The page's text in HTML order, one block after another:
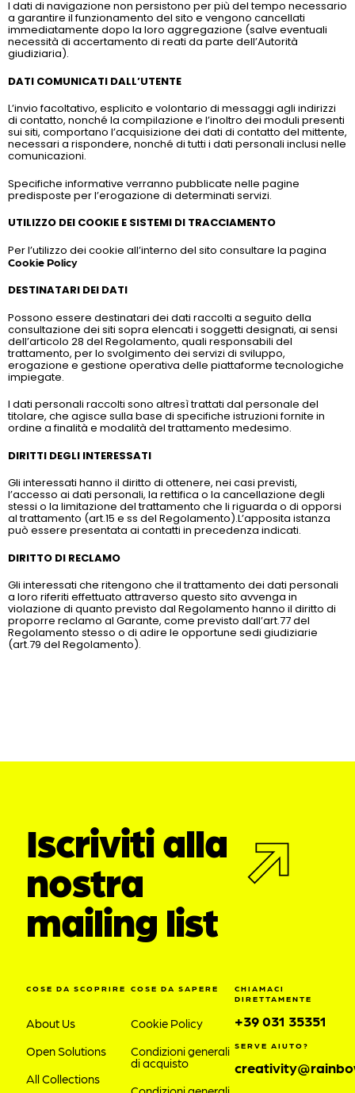
I dati di navigazione non persistono per più del tempo necessario
a garantire il funzionamento del sito e vengono cancellati
immediatamente dopo la loro aggregazione (salve eventuali
necessità di accertamento di reati da parte dell’Autorità
giudiziaria).
DATI COMUNICATI DALL’UTENTE
L’invio facoltativo, esplicito e volontario di messaggi agli indirizzi
di contatto, nonché la compilazione e l’inoltro dei moduli presenti
sui siti, comportano l’acquisizione dei dati di contatto del mittente,
necessari a rispondere, nonché di tutti i dati personali inclusi nelle
comunicazioni.
Specifiche informative verranno pubblicate nelle pagine
predisposte per l’erogazione di determinati servizi.
UTILIZZO DEI COOKIE E SISTEMI DI TRACCIAMENTO
Per l’utilizzo dei cookie all’interno del sito consultare la pagina
Cookie Policy
DESTINATARI DEI DATI
Possono essere destinatari dei dati raccolti a seguito della
consultazione dei siti sopra elencati i soggetti designati, ai sensi
dell’articolo 28 del Regolamento, quali responsabili del
trattamento, per lo svolgimento dei servizi di sviluppo,
erogazione e gestione operativa delle piattaforme tecnologiche
impiegate.
I dati personali raccolti sono altresì trattati dal personale del
titolare, che agisce sulla base di specifiche istruzioni fornite in
ordine a finalità e modalità del trattamento medesimo.
DIRITTI DEGLI INTERESSATI
Gli interessati hanno il diritto di ottenere, nei casi previsti,
l’accesso ai dati personali, la rettifica o la cancellazione degli
stessi o la limitazione del trattamento che li riguarda o di opporsi
al trattamento (art.15 e ss del Regolamento).L’apposita istanza
può essere presentata ai contatti in precedenza indicati.
DIRITTO DI RECLAMO
Gli interessati che ritengono che il trattamento dei dati personali
a loro riferiti effettuato attraverso questo sito avvenga in
violazione di quanto previsto dal Regolamento hanno il diritto di
proporre reclamo al Garante, come previsto dall’art.77 del
Regolamento stesso o di adire le opportune sedi giudiziarie
(art.79 del Regolamento).
Iscriviti alla
nostra
mailing list
COSE DA SCOPRIRE
About Us
Open Solutions
All Collections
COSE DA SAPERE
Cookie Policy
Condizioni generali
di acquisto
CHIAMACI
DIRETTAMENTE
+39 031 35351
SERVE AIUTO?